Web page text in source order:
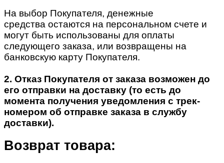
На выбор Покупателя, денежные
средства остаются на персональном счете и
могут быть использованы для оплаты
следующего заказа, или возвращены на
банковскую карту Покупателя.
2. Отказ Покупателя от заказа возможен до
его отправки на доставку (то есть до
момента получения уведомления с трек-
номером об отправке заказа в службу
доставки).
Возврат товара: